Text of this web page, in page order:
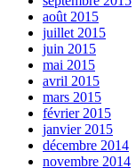
août 2015
juillet 2015
juin 2015
mai 2015
avril 2015
mars 2015
février 2015
janvier 2015
décembre 2014
novembre 2014